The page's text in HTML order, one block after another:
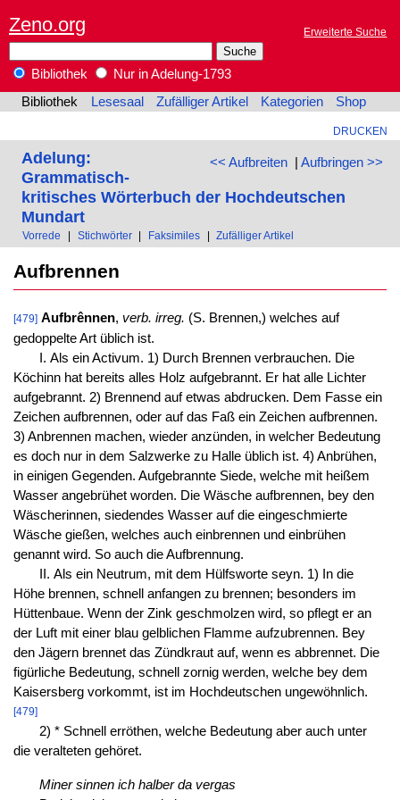
Zeno.org Erweiterte Suche
Bibliothek
Nur in Adelung-1793
Bibliothek
Lesesaal Zufälliger Artikel Kategorien Shop
DRUCKEN
<< Aufbreiten| Aufbringen >>
Adelung:
Grammatisch-
kritisches Wörterbuch der Hochdeutschen
Mundart
Vorrede Stichwörter Faksimiles Zufälliger Artikel
Aufbrennen
[479] Aufbrênnen, verb. irreg. (S. Brennen,) welches auf
gedoppelte Art üblich ist.
I. Als ein Activum. 1) Durch Brennen verbrauchen. Die
Köchinn hat bereits alles Holz aufgebrannt. Er hat alle Lichter
aufgebrannt. 2) Brennend auf etwas abdrucken. Dem Fasse ein
Zeichen aufbrennen, oder auf das Faß ein Zeichen aufbrennen.
3) Anbrennen machen, wieder anzünden, in welcher Bedeutung
es doch nur in dem Salzwerke zu Halle üblich ist. 4) Anbrühen,
in einigen Gegenden. Aufgebrannte Siede, welche mit heißem
Wasser angebrühet worden. Die Wäsche aufbrennen, bey den
Wäscherinnen, siedendes Wasser auf die eingeschmierte
Wäsche gießen, welches auch einbrennen und einbrühen
genannt wird. So auch die Aufbrennung.
II. Als ein Neutrum, mit dem Hülfsworte seyn. 1) In die
Höhe brennen, schnell anfangen zu brennen; besonders im
Hüttenbaue. Wenn der Zink geschmolzen wird, so pflegt er an
der Luft mit einer blau gelblichen Flamme aufzubrennen. Bey
den Jägern brennet das Zündkraut auf, wenn es abbrennet. Die
figürliche Bedeutung, schnell zornig werden, welche bey dem
Kaisersberg vorkommt, ist im Hochdeutschen ungewöhnlich.
[479]
2) * Schnell erröthen, welche Bedeutung aber auch unter
die veralteten gehöret.
Miner sinnen ich halber da vergas